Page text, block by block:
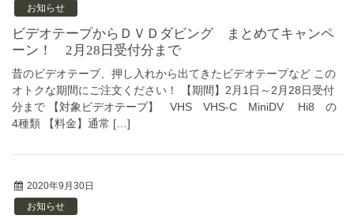
お知らせ
ビデオテープからＤＶＤダビング まとめてキャンペ
ーン！ 2月28日受付分まで
昔のビデオテープ、押し入れから出てきたビデオテープなど この
オトクな期間にご注文ください！ 【期間】2月1日～2月28日受付
分まで 【対象ビデオテープ】 VHS VHS-C MiniDV Hi8 の
4種類 【料金】通常 […]
2020年9月30日
お知らせ